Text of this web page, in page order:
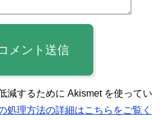
メント送信
減するために Akismet を使ってい
処理方法の詳細はこちらをご覧く